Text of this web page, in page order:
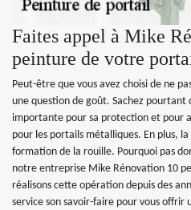
Faites appel à Mike
peinture de votre
Peut-être que vous avez choisi de ne
une question de goût. Sachez
importante pour sa protection et pour
pour les portails métalliques. En plus,
formation de la rouille. Pourquoi pas
notre entreprise Mike Rénovation 10
réalisons cette opération depuis des
service son savoir-faire pour vous